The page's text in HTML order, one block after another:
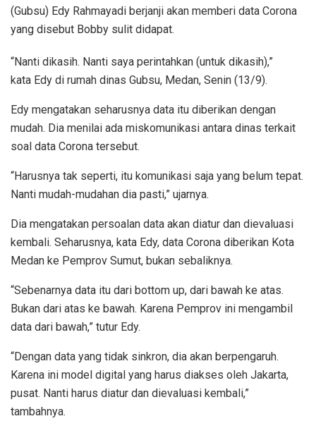
(Gubsu) Edy Rahmayadi berjanji akan memberi data Corona
yang disebut Bobby sulit didapat.
“Nanti dikasih. Nanti saya perintahkan (untuk dikasih),”
kata Edy di rumah dinas Gubsu, Medan, Senin (13/9).
Edy mengatakan seharusnya data itu diberikan dengan
mudah. Dia menilai ada miskomunikasi antara dinas terkait
soal data Corona tersebut.
“Harusnya tak seperti, itu komunikasi saja yang belum tepat.
Nanti mudah-mudahan dia pasti,” ujarnya.
Dia mengatakan persoalan data akan diatur dan dievaluasi
kembali. Seharusnya, kata Edy, data Corona diberikan Kota
Medan ke Pemprov Sumut, bukan sebaliknya.
“Sebenarnya data itu dari bottom up, dari bawah ke atas.
Bukan dari atas ke bawah. Karena Pemprov ini mengambil
data dari bawah,” tutur Edy.
“Dengan data yang tidak sinkron, dia akan berpengaruh.
Karena ini model digital yang harus diakses oleh Jakarta,
pusat. Nanti harus diatur dan dievaluasi kembali,”
tambahnya.